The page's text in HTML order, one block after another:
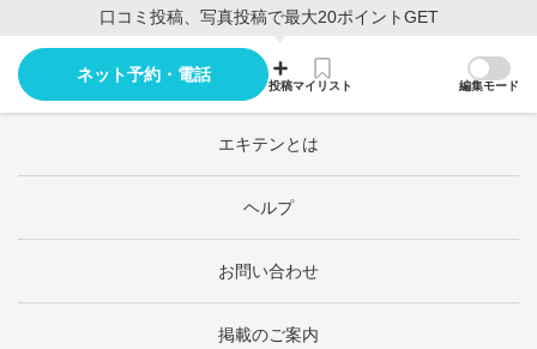
口コミ投稿、写真投稿で最大20ポイントGET
ネット予約・電話
投稿マイリスト 編集モード
エキテンとは
ヘルプ
お問い合わせ
掲載のご案内